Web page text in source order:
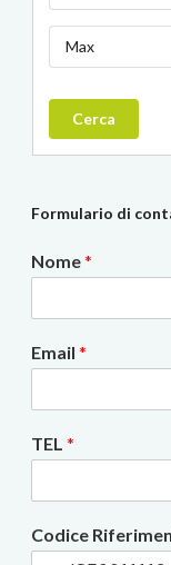
Max
Cerca
Formulario di
Nome*
Email *
TEL *
Codice